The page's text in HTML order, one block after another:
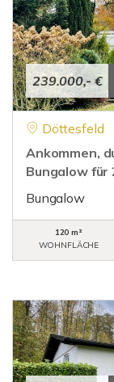
239.000,- €
Döttesfeld
Ankommen,
Bungalow für
Bungalow
120 m²
WOHNFLÄCHE